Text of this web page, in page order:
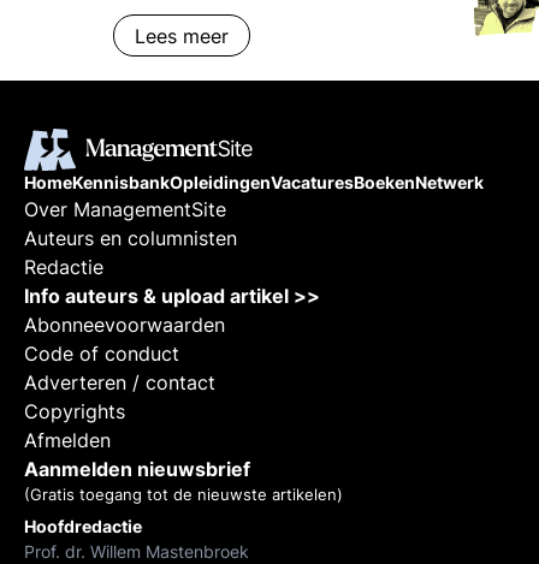
aanpakken? Voorbeelden, tips &
trends.
Lees meer
HomeKennisbankOpleidingenVacaturesBoekenNetwerk
Over ManagementSite
Auteurs en columnisten
Redactie
Info auteurs & upload artikel >>
Abonneevoorwaarden
Code of conduct
Adverteren / contact
Copyrights
Afmelden
Aanmelden nieuwsbrief
(Gratis toegang tot de nieuwste artikelen)
Hoofdredactie
Prof. dr. Willem Mastenbroek